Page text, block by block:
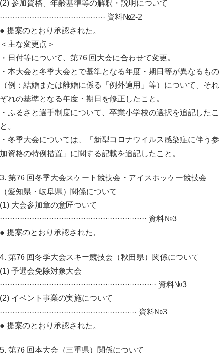
(2) 参加資格、年齢基準等の解釈・説明について
··········································· 資料№2-2
● 提案のとおり承認された。
＜主な変更点＞
・日付等について、第76 回大会に合わせて変更。
・本大会と冬季大会とで基準となる年度・期日等が異なるもの
（例：結婚または離婚に係る「例外適用」等）について、それ
ぞれの基準となる年度・期日を修正したこと。
・ふるさと選手制度について、卒業小学校の選択を追記したこ
と。
・冬季大会については、「新型コロナウイルス感染症に伴う参
加資格の特例措置」に関する記載を追記したこと。
3. 第76 回冬季大会スケート競技会・アイスホッケー競技会
（愛知県・岐阜県）関係について
(1) 大会参加章の意匠ついて
···························································· 資料№3
● 提案のとおり承認された。
4. 第76 回冬季大会スキー競技会（秋田県）関係について
(1) 予選会免除対象大会
································································ 資料№3
(2) イベント事業の実施について
························································ 資料№3
● 提案のとおり承認された。
5. 第76 回本大会（三重県）関係について